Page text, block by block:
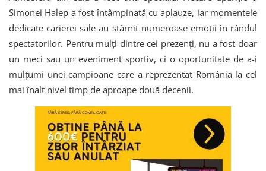
Simonei Halep a fost întâmpinată cu aplauze, iar momentele
dedicate carierei sale au stârnit numeroase emoții în rândul
spectatorilor. Pentru mulți dintre cei prezenți, nu a fost doar
un meci sau un eveniment sportiv, ci o oportunitate de a-i
mulțumi unei campioane care a reprezentat România la cel
mai înalt nivel timp de aproape două decenii.